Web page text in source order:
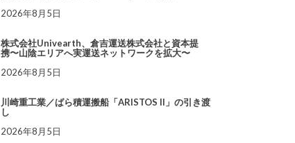
2026年8月5日
株式会社Univearth、倉吉運送株式会社と資本提
携〜山陰エリアへ実運送ネットワークを拡大〜
2026年8月5日
川崎重工業／ばら積運搬船「ARISTOS II」の引き渡
し
2026年8月5日